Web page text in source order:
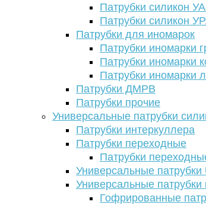
Патрубки силикон
Патрубки силикон
Патрубки для иномарок
Патрубки иномарки
Патрубки иномарки
Патрубки иномарки
Патрубки ДМРВ
Патрубки прочие
Универсальные патрубки
Патрубки интеркуллера
Патрубки переходные
Патрубки
Универсальные
Универсальные
Гофрированные